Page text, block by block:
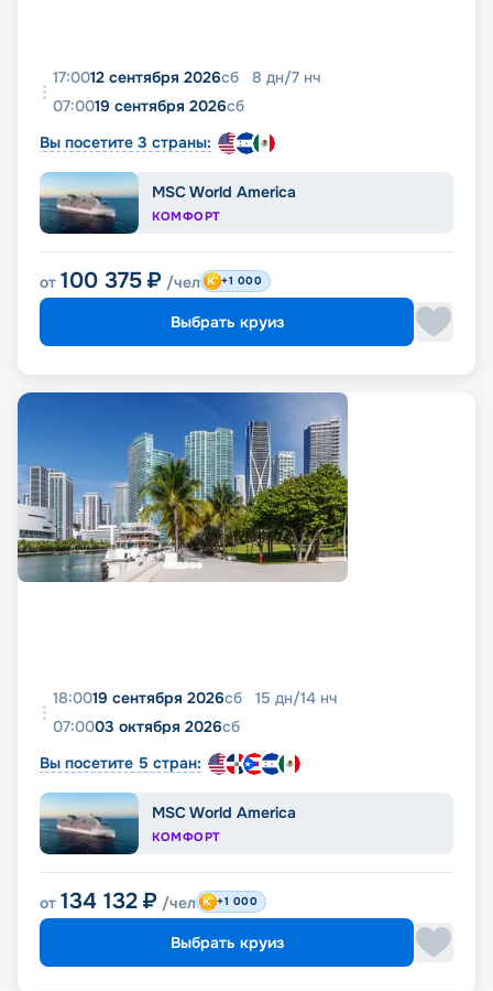
17:0012 сентября 2026сб 8 дн/7 нч
07:0019 сентября 2026сб
Вы посетите 3 страны:
MSC World America
КОМФОРТ
от 100 375 ₽ /чел +1 000
Выбрать круиз
18:0019 сентября 2026сб 15 дн/14 нч
07:0003 октября 2026сб
Вы посетите 5 стран:
MSC World America
КОМФОРТ
от 134 132 ₽ /чел +1 000
Выбрать круиз